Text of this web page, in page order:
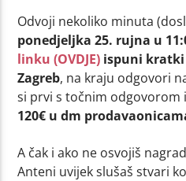
Odvoji nekoliko minuta
ponedjeljka 25. rujna u
linku (OVDJE) ispuni kratki
Zagreb, na kraju odgovori
si prvi s točnim odgovorom
120€ u dm
A čak i ako ne osvojiš
Anteni uvijek slušaš stvari